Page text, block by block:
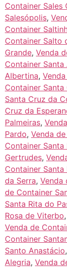
Container Sales
Salesópolis,
Container
Container Salto
Grande, Venda
Container Santa
Albertina,
Container
Santa Cruz da
Cruz da
Palmeiras,
Pardo, Venda
Container Santa
Gertrudes,
Container Santa
da Serra, Venda
de Container
Santa Rita do
Rosa de Viterbo,
Venda de
Container
Santo Anastácio,
Alegria, Venda